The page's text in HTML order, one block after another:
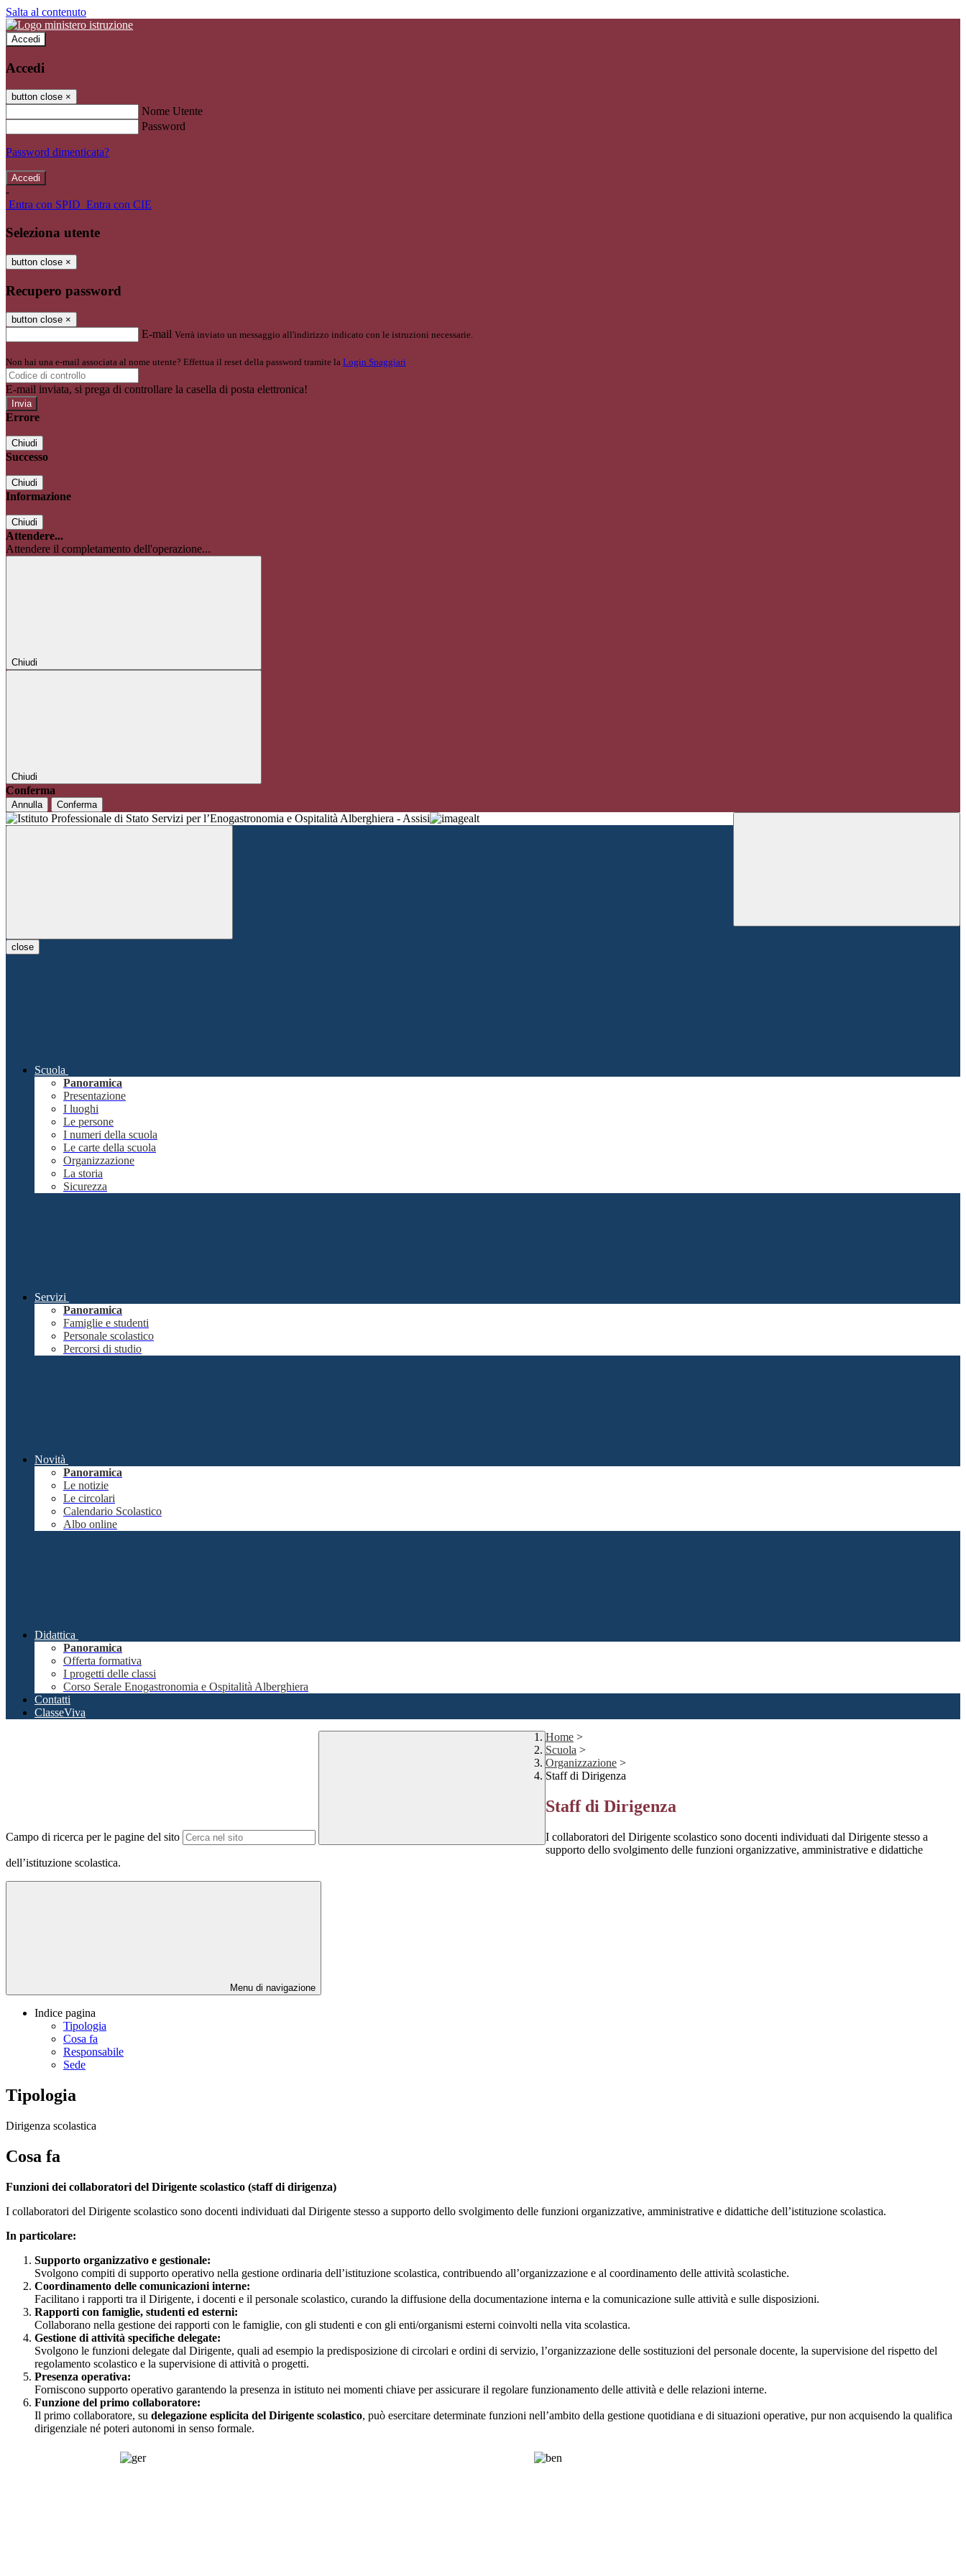
Salta al contenuto
Accedi
Accedi
button close ×
Nome Utente
Password
Password dimenticata?
-
Entra con SPID Entra con CIE
Seleziona utente
button close ×
Recupero password
button close ×
E-mail Verrà inviato un messaggio all'indirizzo indicato con le istruzioni necessarie.
Non hai una e-mail associata al nome utente? Effettua il reset della password tramite la Login Spaggiari
E-mail inviata, si prega di controllare la casella di posta elettronica!
Errore
Chiudi
Successo
Chiudi
Informazione
Chiudi
Attendere...
Attendere il completamento dell'operazione...
Chiudi
Chiudi
Conferma
Annulla Conferma
close
Scuola
Panoramica
Presentazione
I luoghi
Le persone
I numeri della scuola
Le carte della scuola
Organizzazione
La storia
Sicurezza
Servizi
Panoramica
Famiglie e studenti
Personale scolastico
Percorsi di studio
Novità
Panoramica
Le notizie
Le circolari
Calendario Scolastico
Albo online
Didattica
Panoramica
Offerta formativa
I progetti delle classi
Corso Serale Enogastronomia e Ospitalità Alberghiera
Contatti
ClasseViva
Campo di ricerca per le pagine del sito
Home >
Scuola >
Organizzazione >
Staff di Dirigenza
Staff di Dirigenza
I collaboratori del Dirigente scolastico sono docenti individuati dal Dirigente stesso a
supporto dello svolgimento delle funzioni organizzative, amministrative e didattiche
dell’istituzione scolastica.
Menu di navigazione
Indice pagina
Tipologia
Cosa fa
Responsabile
Sede
Tipologia
Dirigenza scolastica
Cosa fa
Funzioni dei collaboratori del Dirigente scolastico (staff di dirigenza)
I collaboratori del Dirigente scolastico sono docenti individuati dal Dirigente stesso a supporto dello svolgimento delle funzioni organizzative, amministrative e didattiche dell’istituzione scolastica.
In particolare:
Supporto organizzativo e gestionale:
Svolgono compiti di supporto operativo nella gestione ordinaria dell’istituzione scolastica, contribuendo all’organizzazione e al coordinamento delle attività scolastiche.
Coordinamento delle comunicazioni interne:
Facilitano i rapporti tra il Dirigente, i docenti e il personale scolastico, curando la diffusione della documentazione interna e la comunicazione sulle attività e sulle disposizioni.
Rapporti con famiglie, studenti ed esterni:
Collaborano nella gestione dei rapporti con le famiglie, con gli studenti e con gli enti/organismi esterni coinvolti nella vita scolastica.
Gestione di attività specifiche delegate:
Svolgono le funzioni delegate dal Dirigente, quali ad esempio la predisposizione di circolari e ordini di servizio, l’organizzazione delle sostituzioni del personale docente, la supervisione del rispetto del
regolamento scolastico e la supervisione di attività o progetti.
Presenza operativa:
Forniscono supporto operativo garantendo la presenza in istituto nei momenti chiave per assicurare il regolare funzionamento delle attività e delle relazioni interne.
Funzione del primo collaboratore:
Il primo collaboratore, su delegazione esplicita del Dirigente scolastico, può esercitare determinate funzioni nell’ambito della gestione quotidiana e di situazioni operative, pur non acquisendo la qualifica
dirigenziale né poteri autonomi in senso formale.